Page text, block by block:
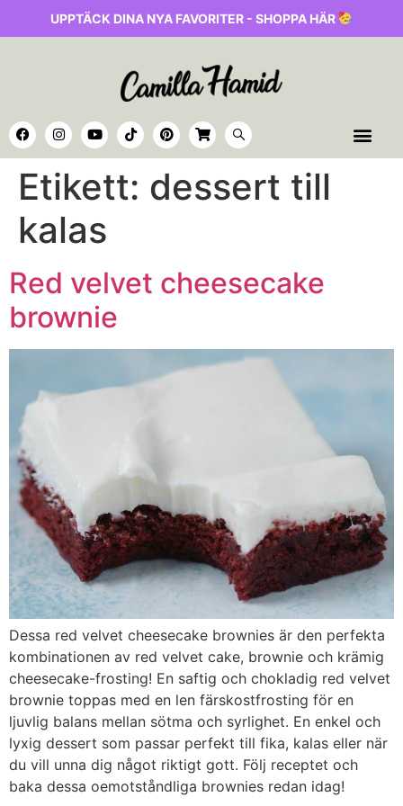
UPPTÄCK DINA NYA FAVORITER - SHOPPA HÄR
Etikett: dessert till
kalas
Red velvet cheesecake
brownie
Dessa red velvet cheesecake brownies är den perfekta
kombinationen av red velvet cake, brownie och krämig
cheesecake-frosting! En saftig och chokladig red velvet
brownie toppas med en len färskostfrosting för en
ljuvlig balans mellan sötma och syrlighet. En enkel och
lyxig dessert som passar perfekt till fika, kalas eller när
du vill unna dig något riktigt gott. Följ receptet och
baka dessa oemotståndliga brownies redan idag!